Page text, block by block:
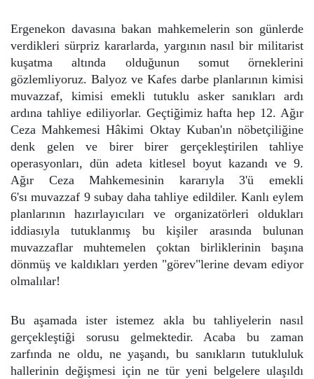
Ergenekon davasına bakan mahkemelerin son günlerde
verdikleri sürpriz kararlarda, yargının nasıl bir militarist
kuşatma altında olduğunun somut örneklerini
gözlemliyoruz. Balyoz ve Kafes darbe planlarının kimisi
muvazzaf, kimisi emekli tutuklu asker sanıkları ardı
ardına tahliye ediliyorlar. Geçtiğimiz hafta hep 12. Ağır
Ceza Mahkemesi Hâkimi Oktay Kuban'ın nöbetçiliğine
denk gelen ve birer birer gerçekleştirilen tahliye
operasyonları, dün adeta kitlesel boyut kazandı ve 9.
Ağır Ceza Mahkemesinin kararıyla 3'ü emekli
6'sı muvazzaf 9 subay daha tahliye edildiler. Kanlı eylem
planlarının hazırlayıcıları ve organizatörleri oldukları
iddiasıyla tutuklanmış bu kişiler arasında bulunan
muvazzaflar muhtemelen çoktan birliklerinin başına
dönmüş ve kaldıkları yerden "görev"lerine devam ediyor
olmalılar!
Bu aşamada ister istemez akla bu tahliyelerin nasıl
gerçekleştiği sorusu gelmektedir. Acaba bu zaman
zarfında ne oldu, ne yaşandı, bu sanıkların tutukluluk
hallerinin değişmesi için ne tür yeni belgelere ulaşıldı